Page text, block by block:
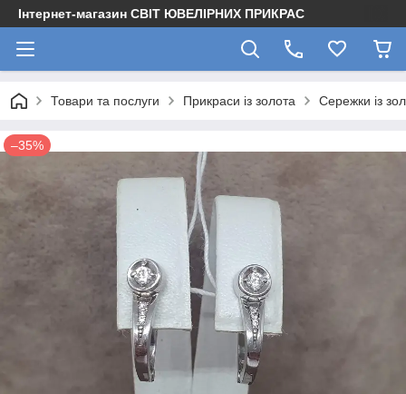
Інтернет-магазин СВІТ ЮВЕЛІРНИХ ПРИКРАС
Товари та послуги Прикраси із золота Сережки із
–35%